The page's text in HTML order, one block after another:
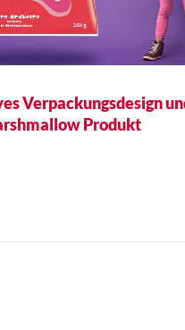
Verpackungsdesign
Produkt